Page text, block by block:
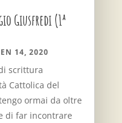
Giusfredi (1ª
14, 2020
scrittura
Cattolica del
ormai da oltre
di far incontrare